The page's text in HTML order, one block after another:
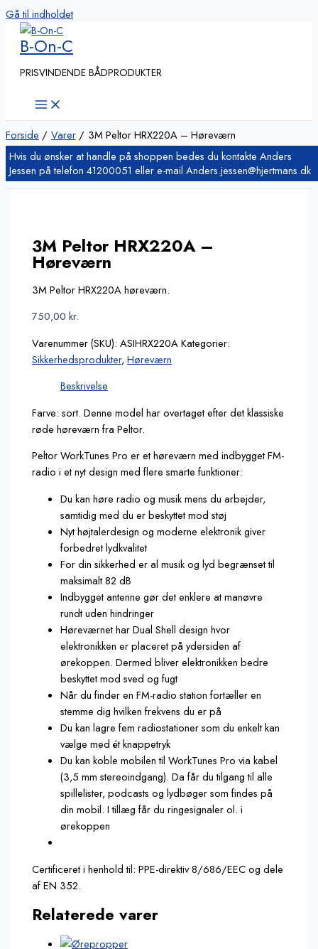
Gå til indholdet
B-On-C
PRISVINDENDE BÅDPRODUKTER
Forside Varer 3M Peltor HRX220A – Høreværn
3M Peltor HRX220A –
Høreværn
3M Peltor HRX220A høreværn.
750,00kr.
Varenummer (SKU):ASIHRX220AKategorier:
Sikkerhedsprodukter,Høreværn
Beskrivelse
Farve: sort. Denne model har overtaget efter det klassiske
røde høreværn fra Peltor.
Peltor WorkTunes Pro er et høreværn med indbygget FM-
radio i et nyt design med flere smarte funktioner:
Du kan høre radio og musik mens du arbejder,
samtidig med du er beskyttet mod støj
Nyt højtalerdesign og moderne elektronik giver
forbedret lydkvalitet
For din sikkerhed er al musik og lyd begrænset til
maksimalt 82 dB
Indbygget antenne gør det enklere at manøvre
rundt uden hindringer
Høreværnet har Dual Shell design hvor
elektronikken er placeret på ydersiden af
ørekoppen. Dermed bliver elektronikken bedre
beskyttet mod sved og fugt
Når du finder en FM-radio station fortæller en
stemme dig hvilken frekvens du er på
Du kan lagre fem radiostationer som du enkelt kan
vælge med ét knappetryk
Du kan koble mobilen til WorkTunes Pro via kabel
(3,5 mm stereoindgang). Da får du tilgang til alle
spillelister, podcasts og lydbøger som findes på
din mobil. I tillæg får du ringesignaler ol. i
ørekoppen
Certificeret i henhold til: PPE-direktiv 8/686/EEC og dele
af EN 352.
Relaterede varer